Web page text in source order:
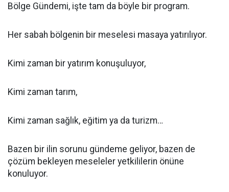
Bölge Gündemi, işte tam da böyle bir program.
Her sabah bölgenin bir meselesi masaya yatırılıyor.
Kimi zaman bir yatırım konuşuluyor,
Kimi zaman tarım,
Kimi zaman sağlık, eğitim ya da turizm…
Bazen bir ilin sorunu gündeme geliyor, bazen de
çözüm bekleyen meseleler yetkililerin önüne
konuluyor.